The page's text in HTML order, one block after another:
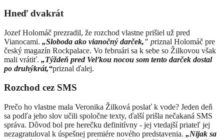
Hneď dvakrát
Jozef Holomáč prezradil, že rozchod vlastne prišiel už pred
Vianocami. „Sloboda ako vianočný darček," priznal Holomáč pre
český magazín Rockpalace. Vo februári sa k sebe so Žilkovou však
mali vrátiť. „Týždeň pred Veľkou nocou som tento darček dostal
po druhýkrát,“priznal ďalej.
Rozchod cez SMS
Prečo ho vlastne mala Veronika Žilková poslať k vode? Jeden deň
sa podľa jeho slov učili spoločne texty, ďalší prišla nečakaná SMS
správa. Dôvod bol pre herečku definitívny - jej vtedajší priateľ jej
nezagratuloval k úspešnej premiére nového predstavenia. „Nijak sa